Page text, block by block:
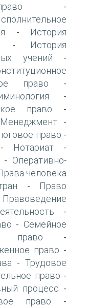
-
-
История
-
История
учений -
право -
-
право -
Менеджмент -
право -
Нотариат -
- Оперативно-
человека
-
Право
Правоведение
-
- Семейное
право -
право -
-Трудовое
право -
процесс -
право -